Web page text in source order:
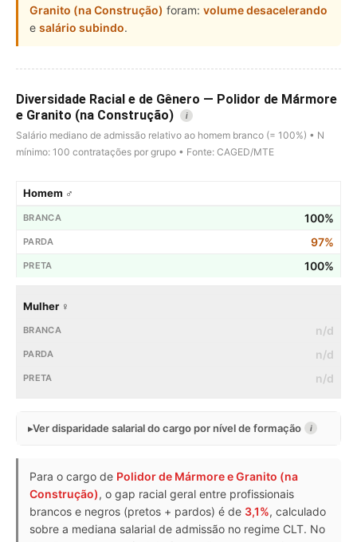
Granito (na Construção) foram: volume desacelerando
e salário subindo.
Diversidade Racial e de Gênero — Polidor de Mármore
e Granito (na Construção)
i
Salário mediano de admissão relativo ao homem branco (= 100%) • N
mínimo: 100 contratações por grupo • Fonte: CAGED/MTE
Homem ♂
100%
97%
100%
Mulher ♀
n/d
n/d
n/d
Ver disparidade salarial do cargo por nível de formação i
Para o cargo de Polidor de Mármore e Granito (na
Construção), o gap racial geral entre profissionais
brancos e negros (pretos + pardos) é de 3,1%, calculado
sobre a mediana salarial de admissão no regime CLT. No